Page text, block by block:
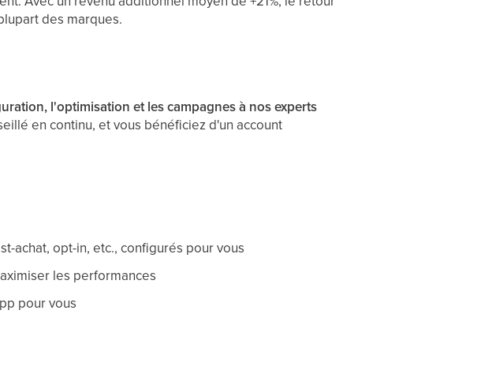
des marques.
l'optimisation et les campagnes à nos experts
en continu, et vous bénéficiez d'un account
achat, opt-in, etc., configurés pour vous
les performances
pour vous